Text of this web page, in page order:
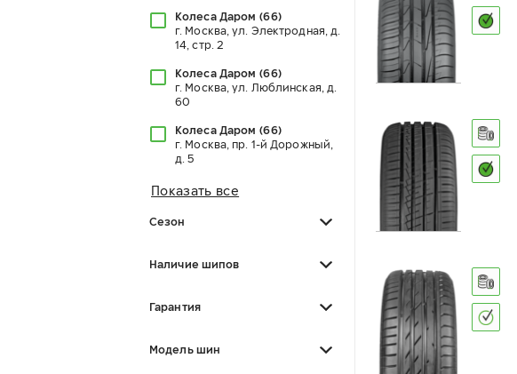
Колеса Даром (66)
г. Москва, ул. Электродная, д.
14, стр. 2
Колеса Даром (66)
г. Москва, ул. Люблинская, д.
60
Колеса Даром (66)
г. Москва, пр. 1-й Дорожный,
д. 5
Показать все
Сезон
Наличие шипов
Гарантия
Модель шин